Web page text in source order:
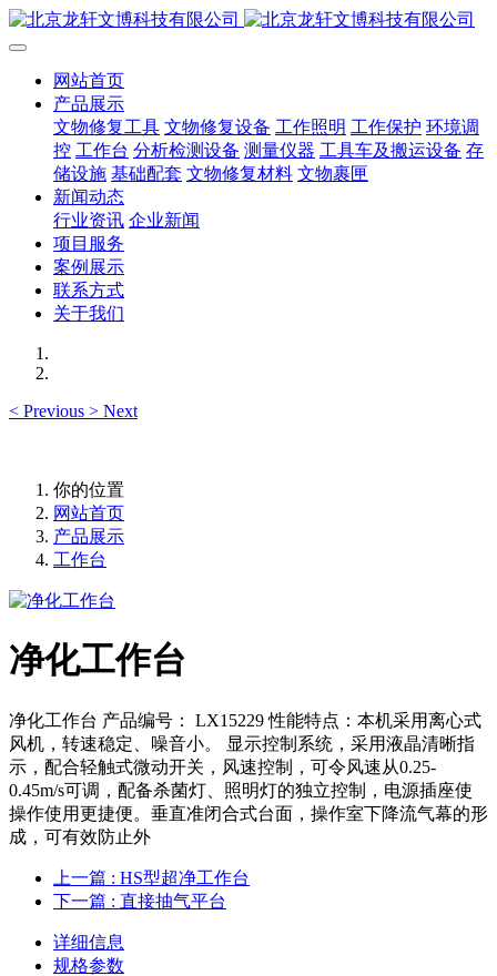
网站首页
产品展示
文物修复工具 文物修复设备 工作照明 工作保护 环境调
控 工作台 分析检测设备 测量仪器 工具车及搬运设备 存
储设施 基础配套 文物修复材料 文物裹匣
新闻动态
行业资讯 企业新闻
项目服务
案例展示
联系方式
关于我们
< Previous > Next
你的位置
网站首页
产品展示
工作台
净化工作台
净化工作台 产品编号： LX15229 性能特点：本机采用离心式
风机，转速稳定、噪音小。 显示控制系统，采用液晶清晰指
示，配合轻触式微动开关，风速控制，可令风速从0.25-
0.45m/s可调，配备杀菌灯、照明灯的独立控制，电源插座使
操作使用更捷便。垂直准闭合式台面，操作室下降流气幕的形
成，可有效防止外
上一篇 : HS型超净工作台
下一篇 : 直接抽气平台
详细信息
规格参数